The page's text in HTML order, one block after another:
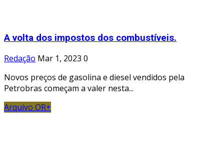
A volta dos impostos dos combustíveis.
Redação Mar 1, 2023 0
Novos preços de gasolina e diesel vendidos pela
Petrobras começam a valer nesta...
Arquivo OR+